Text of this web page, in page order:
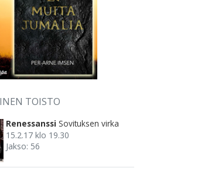
TOISTO
Renessanssi Sovituksen virka
15.2.17 klo 19.30
Jakso: 56